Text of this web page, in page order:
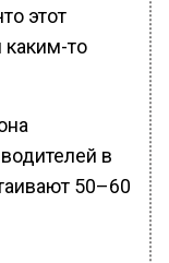
этот
каким-то
в
50–60